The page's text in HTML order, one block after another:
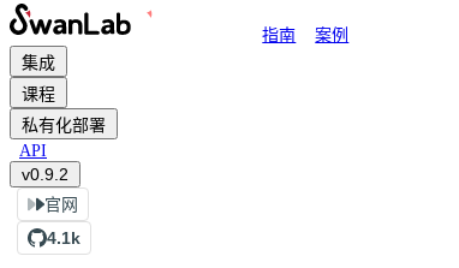
跳转到内容 指南 案例
集成
课程
私有化部署
API
v0.9.2
官网
4.1k